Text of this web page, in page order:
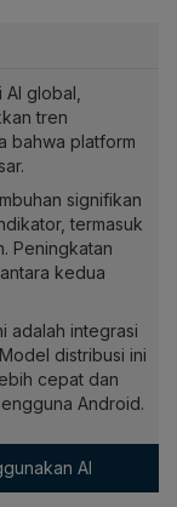
global,
tren
bahwa platform
signifikan
termasuk
Peningkatan
kedua
adalah integrasi
distribusi ini
cepat dan
Android.
AI